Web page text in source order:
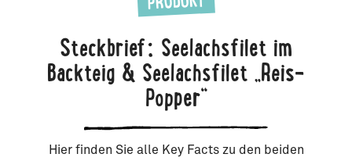
Steckbrief: Seelachsfilet im
Backteig & Seelachsfilet „Reis-
Popper“
Hier finden Sie alle Key Facts zu den beiden